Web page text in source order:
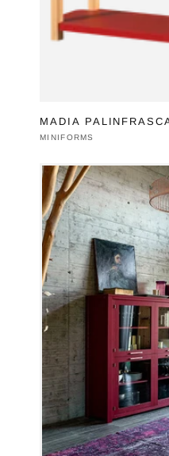
MADIA
Produttore:
MINIFORMS